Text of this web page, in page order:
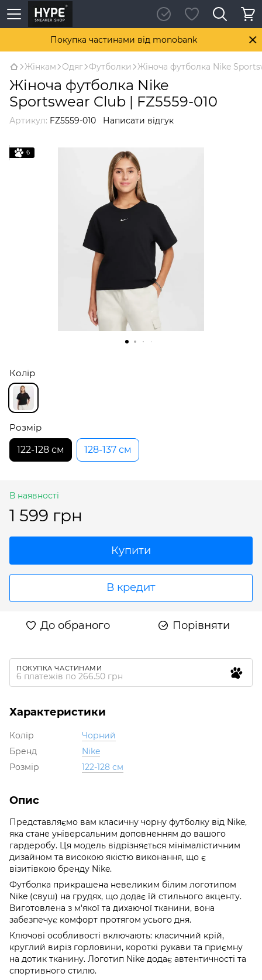
Покупка частинами від monobank
Жінкам Одяг Футболки Жіноча футболка Nike
Жіноча футболка Nike
Sportswear Club | FZ5559-010
Артикул: FZ5559-010 Написати відгук
6
Колір
Розмір
122-128 см
128-137 см
В наявності
1 599 грн
Купити
В кредит
До обраного Порівняти
ПОКУПКА ЧАСТИНАМИ
6 платежів по 266.50 грн
Характеристики
Колір
Чорний
Бренд
Nike
Розмір
122-128 см
Опис
Представляємо вам класичну чорну футболку від Nike,
яка стане універсальним доповненням до вашого
гардеробу. Ця модель відрізняється мінімалістичним
дизайном та високою якістю виконання, що є
візитівкою бренду Nike.
Футболка прикрашена невеликим білим логотипом
Nike (свуш) на грудях, що додає їй стильного акценту.
Виготовлена з м'якої та дихаючої тканини, вона
забезпечує комфорт протягом усього дня.
Ключові особливості включають: класичний крій,
круглий виріз горловини, короткі рукави та приємну
на дотик тканину. Логотип Nike додає автентичності та
спортивного стилю.